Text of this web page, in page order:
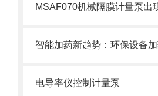
电导率仪控制计量泵